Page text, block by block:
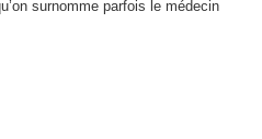
surnomme parfois le médecin